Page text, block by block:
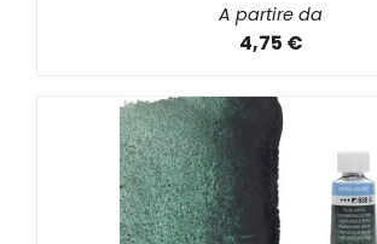
A partire da
4,75 €